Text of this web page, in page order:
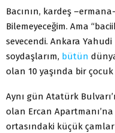
Bacının, kardeş
Bilemeyeceğim. Ama
sevecendi. Ankara
soydaşlarım, bütün
olan 10 yaşında bir
Aynı gün Atatürk
olan Ercan
ortasındaki küçük